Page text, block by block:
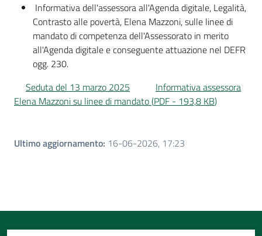
Informativa dell'assessora all'Agenda digitale, Legalità,
Contrasto alle povertà, Elena Mazzoni, sulle linee di
mandato di competenza dell'Assessorato in merito
all'Agenda digitale e conseguente attuazione nel DEFR
ogg. 230.
Seduta del 13 marzo 2025
Informativa assessora
Elena Mazzoni su linee di mandato(PDF - 193,8 KB)
Ultimo aggiornamento: 16-06-2026, 17:23